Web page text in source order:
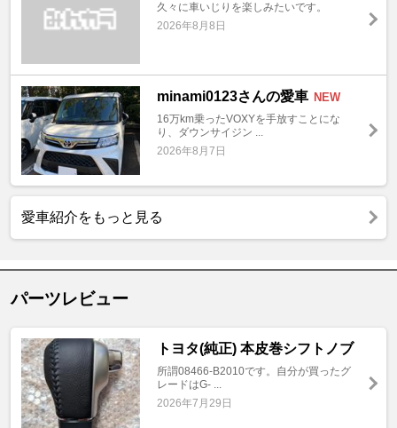
久々に車いじりを楽しみたいです。
2026年8月8日
minami0123さんの愛車 NEW
16万km乗ったVOXYを手放すことにな
り、ダウンサイジン ...
2026年8月7日
愛車紹介をもっと見る
パーツレビュー
トヨタ(純正) 本皮巻シフトノブ
所謂08466-B2010です。自分が買ったグ
レードはG- ...
2026年7月29日